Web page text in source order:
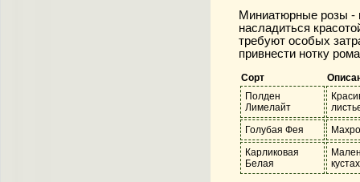
Миниатюрные розы -
насладиться
требуют особых
привнести нотку
Сорт
Полден
Лимелайт
Голубая Фея
Карликовая
Белая
кустах